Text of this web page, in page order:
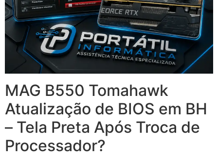
MAG B550 Tomahawk
Atualização de BIOS em BH
– Tela Preta Após Troca de
Processador?